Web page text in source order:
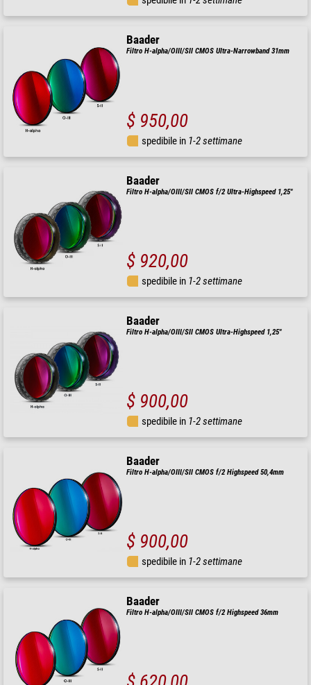
Baader
Filtro H-alpha/OIII/SII CMOS Ultra-Narrowband 31mm
$ 950,00
spedibile in 1-2 settimane
Baader
Filtro H-alpha/OIII/SII CMOS f/2 Ultra-Highspeed 1,25"
$ 920,00
spedibile in 1-2 settimane
Baader
Filtro H-alpha/OIII/SII CMOS Ultra-Highspeed 1,25"
$ 900,00
spedibile in 1-2 settimane
Baader
Filtro H-alpha/OIII/SII CMOS f/2 Highspeed 50,4mm
$ 900,00
spedibile in 1-2 settimane
Baader
Filtro H-alpha/OIII/SII CMOS f/2 Highspeed 36mm